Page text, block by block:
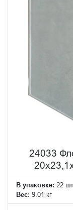
24033
В упаковке: 22 шт
Вес: 9.01 кг